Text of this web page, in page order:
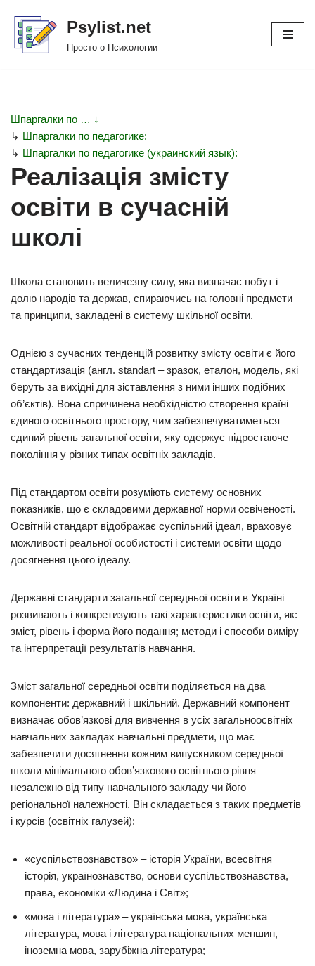
Перейти
Psylist.net
Просто о Психологии
Шпаргалки по … ↓
↳ Шпаргалки по педагогике:
↳ Шпаргалки по педагогике (украинский язык):
Реалізація змісту
освіти в сучасній
школі
Школа становить величезну силу, яка визначає побут і
долю народів та держав, спираючись на головні предмети
та принципи, закладені в систему шкільної освіти.
Однією з сучасних тенденцій розвитку змісту освіти є його
стандартизація (англ. standart – зразок, еталон, модель, які
беруть за вихідні для зіставлення з ними інших подібних
об’єктів). Вона спричинена необхідністю створення країні
єдиного освітнього простору, чим забезпечуватиметься
єдиний рівень загальної освіти, яку одержує підростаюче
покоління у різних типах освітніх закладів.
Під стандартом освіти розуміють систему основних
показників, що є складовими державної норми освіченості.
Освітній стандарт відображає суспільний ідеал, враховує
можливості реальної особистості і системи освіти щодо
досягнення цього ідеалу.
Державні стандарти загальної середньої освіти в Україні
розвивають і конкретизують такі характеристики освіти, як:
зміст, рівень і форма його подання; методи і способи виміру
та інтерпретації результатів навчання.
Зміст загальної середньої освіти поділяється на два
компоненти: державний і шкільний. Державний компонент
визначає обов’язкові для вивчення в усіх загальноосвітніх
навчальних закладах навчальні предмети, що має
забезпечити досягнення кожним випускником середньої
школи мінімального обов’язкового освітнього рівня
незалежно від типу навчального закладу чи його
регіональної належності. Він складається з таких предметів
і курсів (освітніх галузей):
«суспільствознавство» – історія України, всесвітня
історія, українознавство, основи суспільствознавства,
права, економіки «Людина і Світ»;
«мова і література» – українська мова, українська
література, мова і література національних меншин,
іноземна мова, зарубіжна література;